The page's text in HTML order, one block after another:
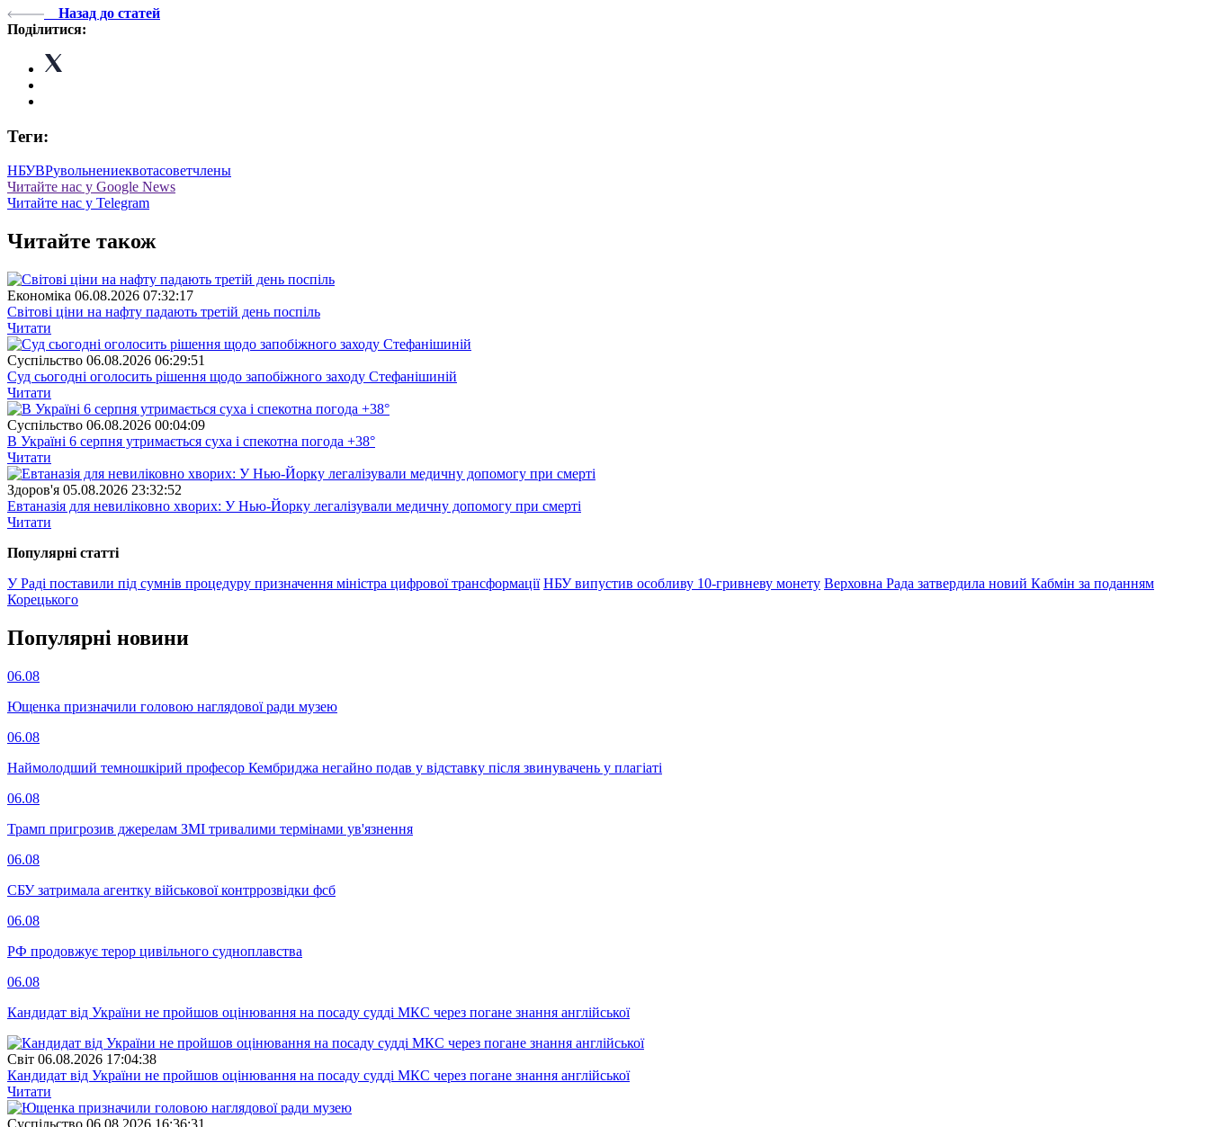
Назад до статей
Поділитися:
Теги:
НБУВРувольнениеквотасоветчлены
Читайте нас у Google News
Читайте нас у Telegram
Читайте також
Економіка 06.08.2026 07:32:17
Світові ціни на нафту падають третій день поспіль
Читати
Суспiльство 06.08.2026 06:29:51
Суд сьогодні оголосить рішення щодо запобіжного заходу Стефанішиній
Читати
Суспiльство 06.08.2026 00:04:09
В Україні 6 серпня утримається суха і спекотна погода +38°
Читати
Здоров'я 05.08.2026 23:32:52
Евтаназія для невиліковно хворих: У Нью-Йорку легалізували медичну допомогу при смерті
Читати
Популярнi статтi
У Раді поставили під сумнів процедуру призначення міністра цифрової трансформації НБУ випустив особливу 10-гривневу монету Верховна Рада затвердила новий Кабмін за поданням
Корецького
Популярнi новини
06.08
Ющенка призначили головою наглядової ради музею
06.08
Наймолодший темношкірий професор Кембриджа негайно подав у відставку після звинувачень у плагіаті
06.08
Трамп пригрозив джерелам ЗМІ тривалими термінами ув'язнення
06.08
СБУ затримала агентку військової контррозвідки фсб
06.08
РФ продовжує терор цивільного судноплавства
06.08
Кандидат від України не пройшов оцінювання на посаду судді МКС через погане знання англійської
Свiт 06.08.2026 17:04:38
Кандидат від України не пройшов оцінювання на посаду судді МКС через погане знання англійської
Читати
Суспiльство 06.08.2026 16:36:31